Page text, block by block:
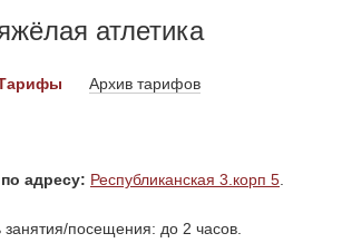
атлетика
Архив тарифов
адресу: Республиканская 3.корп 5
посещения: до 2 часов.